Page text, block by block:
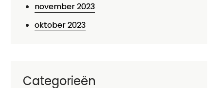
november 2023
oktober 2023
Categorieën